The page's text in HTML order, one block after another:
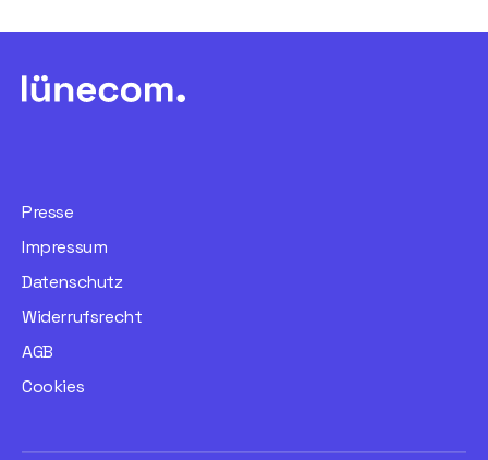
Presse
Impressum
Datenschutz
Widerrufsrecht
AGB
Cookies